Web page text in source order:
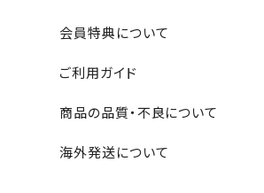
会員特典について
ご利用ガイド
商品の品質・不良について
海外発送について